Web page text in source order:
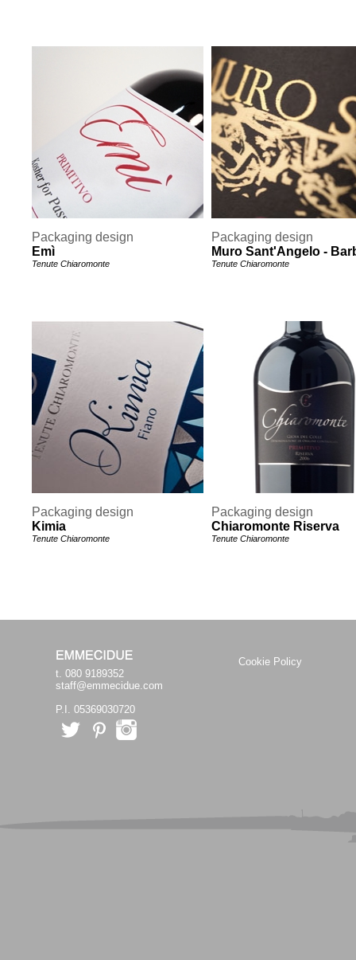
Packaging design
Emì
Tenute Chiaromonte
Packaging design
Muro Sant'Angelo -
Tenute Chiaromonte
Packaging design
Kimia
Tenute Chiaromonte
Packaging design
Chiaromonte Riserva
Tenute Chiaromonte
t. 080 9189352
staff@emmecidue.com
P.I. 05369030720
Cookie Policy